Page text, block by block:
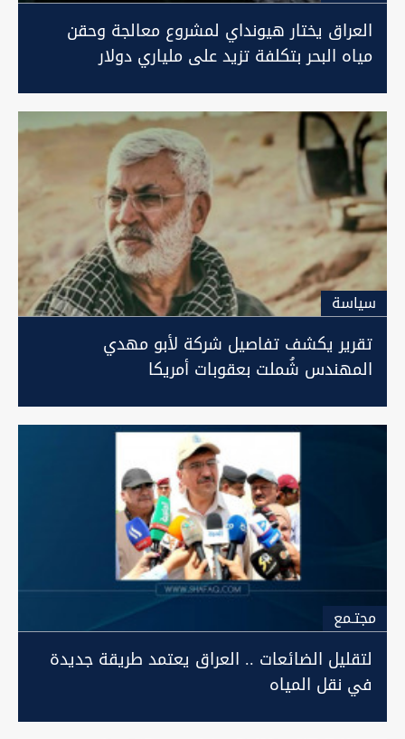
العراق يختار هيونداي لمشروع معالجة وحقن
مياه البحر بتكلفة تزيد على ملياري دولار
سیاسة
تقرير يكشف تفاصيل شركة لأبو مهدي
المهندس شُملت بعقوبات أمريكا
مجتـمع
لتقليل الضائعات .. العراق يعتمد طريقة جديدة
في نقل المياه